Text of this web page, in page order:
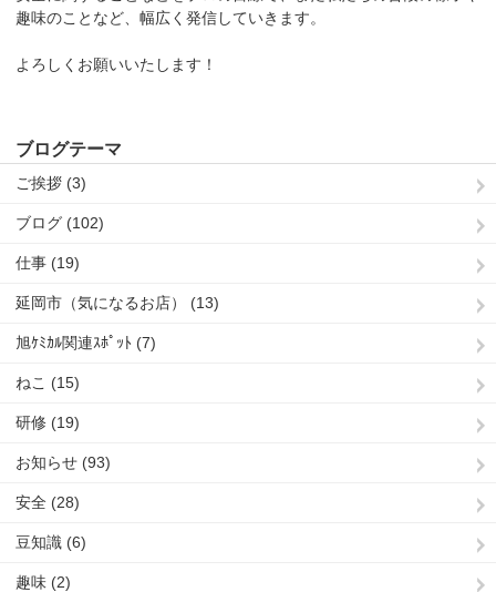
趣味のことなど、幅広く発信していきます。
よろしくお願いいたします！
ブログテーマ
ご挨拶 (3)
ブログ (102)
仕事 (19)
延岡市（気になるお店） (13)
旭ｹﾐｶﾙ関連ｽﾎﾟｯﾄ (7)
ねこ (15)
研修 (19)
お知らせ (93)
安全 (28)
豆知識 (6)
趣味 (2)